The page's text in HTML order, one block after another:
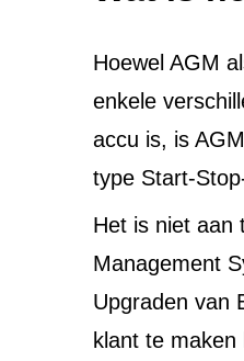
Hoewel AGM
enkele
accu is, is
type Start-
Het is niet aan
Management
Upgraden van
klant te maken